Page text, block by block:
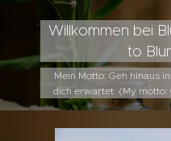
Willkommen bei
to
Mein Motto: Geh hinaus
dich erwartet. (My motto:
know